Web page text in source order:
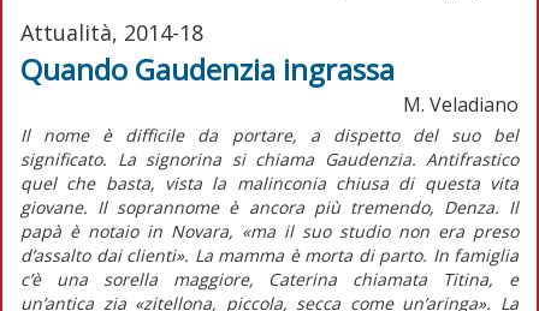
Attualità, 2014-18
Quando Gaudenzia ingrassa
M. Veladiano
Il nome è difficile da portare, a dispetto del suo bel
significato. La signorina si chiama Gaudenzia. Antifrastico
quel che basta, vista la malinconia chiusa di questa vita
giovane. Il soprannome è ancora più tremendo, Denza. Il
papà è notaio in Novara, «ma il suo studio non era preso
d’assalto dai clienti». La mamma è morta di parto. In famiglia
c’è una sorella maggiore, Caterina chiamata Titina, e
un’antica zia «zitellona, piccola, secca come un’aringa». La